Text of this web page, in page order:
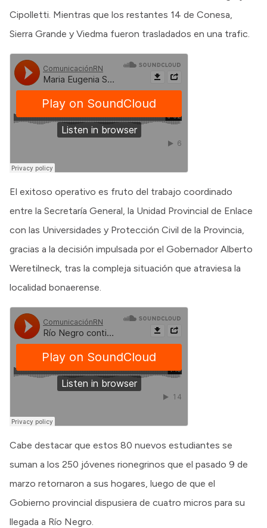
Cipolletti. Mientras que los restantes 14 de Conesa,
Sierra Grande y Viedma fueron trasladados en una trafic.
El exitoso operativo es fruto del trabajo coordinado
entre la Secretaría General, la Unidad Provincial de Enlace
con las Universidades y Protección Civil de la Provincia,
gracias a la decisión impulsada por el Gobernador Alberto
Weretilneck, tras la compleja situación que atraviesa la
localidad bonaerense.
Cabe destacar que estos 80 nuevos estudiantes se
suman a los 250 jóvenes rionegrinos que el pasado 9 de
marzo retornaron a sus hogares, luego de que el
Gobierno provincial dispusiera de cuatro micros para su
llegada a Río Negro.